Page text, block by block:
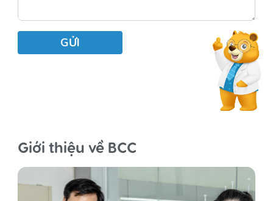
Giới thiệu về BCC